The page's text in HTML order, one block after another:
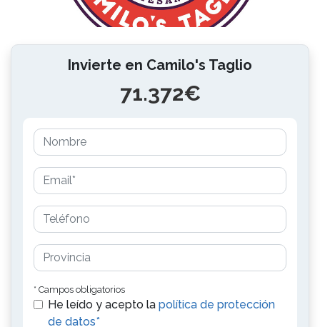
Invierte en Camilo's Taglio
71.372€
* Campos obligatorios
He leído y acepto la política de protección
de datos*